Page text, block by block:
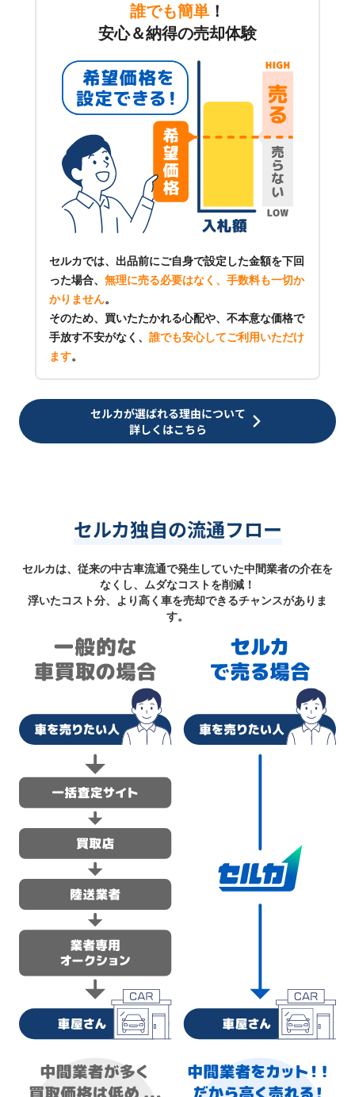
誰でも簡単 ！
安心＆納得の売却体験
セルカでは、出品前にご自身で設定した金額を下回
った場合、 無理に売る必要はなく、手数料も一切か
かりません。
そのため、買いたたかれる心配や、不本意な価格で
手放す不安がなく、 誰でも安心してご利用いただけ
ます。
セルカが選ばれる理由について
詳しくはこちら
セルカ独自の流通フロー
セルカは、従来の中古車流通で発生していた中間業者の介在を
なくし、ムダなコストを削減！
浮いたコスト分、より高く車を売却できるチャンスがありま
す。